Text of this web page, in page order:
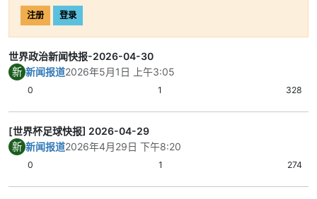
注册 登录
世界政治新闻快报-2026-04-30
新 新闻报道2026年5月1日 上午3:05
0 1 328
[世界杯足球快报] 2026-04-29
新 新闻报道2026年4月29日 下午8:20
0 1 274